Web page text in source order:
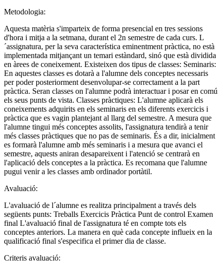
Metodologia:
Aquesta matèria s'imparteix de forma presencial en tres sessions
d'hora i mitja a la setmana, durant el 2n semestre de cada curs. L
´assignatura, per la seva característica eminentment pràctica, no està
implementada mitjançant un temari estàndard, sinó que està dividida
en àrees de coneixement. Existeixen dos tipus de classes: Seminaris:
En aquestes classes es dotarà a l'alumne dels conceptes necessaris
per poder posteriorment desenvolupar-se correctament a la part
pràctica. Seran classes on l'alumne podrà interactuar i posar en comú
els seus punts de vista. Classes pràctiques: L'alumne aplicarà els
coneixements adquirits en els seminaris en els diferents exercicis i
pràctica que es vagin plantejant al llarg del semestre. A mesura que
l'alumne tingui més conceptes assolits, l'assignatura tendirà a tenir
més classes pràctiques que no pas de seminaris. És a dir, inicialment
es formarà l'alumne amb més seminaris i a mesura que avanci el
semestre, aquests aniran desapareixent i l'atenció se centrarà en
l'aplicació dels conceptes a la pràctica. Es recomana que l'alumne
pugui venir a les classes amb ordinador portàtil.
Avaluació:
L'avaluació de l´alumne es realitza principalment a través dels
següents punts: Treballs Exercicis Pràctica Punt de control Examen
final L'avaluació final de l'assignatura té en compte tots els
conceptes anteriors. La manera en què cada concepte influeix en la
qualificació final s'especifica el primer dia de classe.
Criteris avaluació: